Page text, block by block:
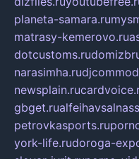
planeta-samara.ru
matrasy-kemerovo.ru
dotcustoms.ru
narasimha.ru
newsplain.ru
gbget.ru
petrovkasports.ru
york-life.rudoroga-